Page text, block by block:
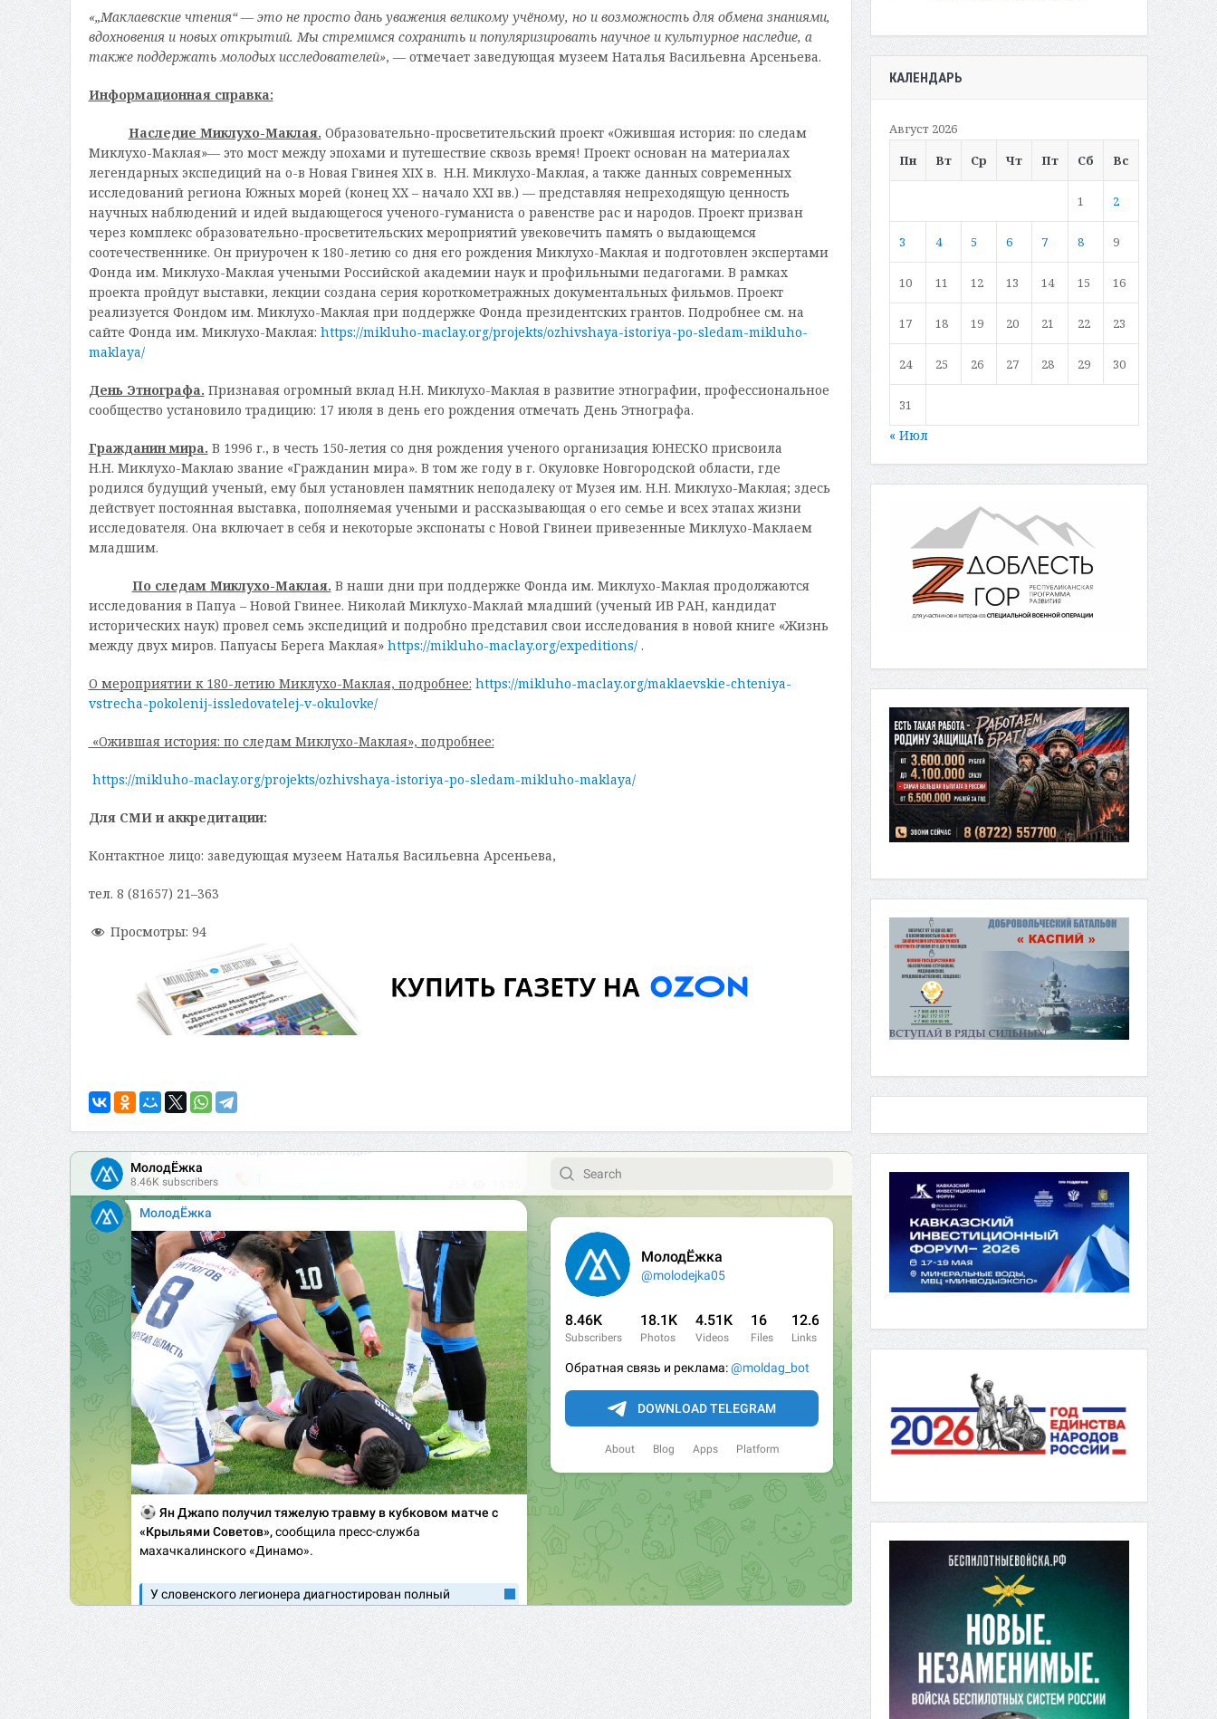
«„Маклаевские чтения“ — это не просто дань уважения великому учёному, но и возможность для обмена знаниями,
вдохновения и новых открытий. Мы стремимся сохранить и популяризировать научное и культурное наследие, а
также поддержать молодых исследователей», — отмечает заведующая музеем Наталья Васильевна Арсеньева.
Информационная справка:
Наследие Миклухо-Маклая. Образовательно-просветительский проект «Ожившая история: по следам
Миклухо-Маклая»— это мост между эпохами и путешествие сквозь время! Проект основан на материалах
легендарных экспедиций на о-в Новая Гвинея XIX в. Н.Н. Миклухо-Маклая, а также данных современных
исследований региона Южных морей (конец XX – начало XXI вв.) — представляя непреходящую ценность
научных наблюдений и идей выдающегося ученого-гуманиста о равенстве рас и народов. Проект призван
через комплекс образовательно-просветительских мероприятий увековечить память о выдающемся
соотечественнике. Он приурочен к 180-летию со дня его рождения Миклухо-Маклая и подготовлен экспертами
Фонда им. Миклухо-Маклая учеными Российской академии наук и профильными педагогами. В рамках
проекта пройдут выставки, лекции создана серия короткометражных документальных фильмов. Проект
реализуется Фондом им. Миклухо-Маклая при поддержке Фонда президентских грантов. Подробнее cм. на
сайте Фонда им. Миклухо-Маклая: https://mikluho-maclay.org/projekts/ozhivshaya-istoriya-po-sledam-mikluho-
maklaya/
День Этнографа. Признавая огромный вклад Н.Н. Миклухо-Маклая в развитие этнографии, профессиональное
сообщество установило традицию: 17 июля в день его рождения отмечать День Этнографа.
Гражданин мира. В 1996 г., в честь 150‑летия со дня рождения ученого организация ЮНЕСКО присвоила
Н.Н. Миклухо-Маклаю звание «Гражданин мира». В том же году в г. Окуловке Новгородской области, где
родился будущий ученый, ему был установлен памятник неподалеку от Музея им. Н.Н. Миклухо-Маклая; здесь
действует постоянная выставка, пополняемая учеными и рассказывающая о его семье и всех этапах жизни
исследователя. Она включает в себя и некоторые экспонаты с Новой Гвинеи привезенные Миклухо-Маклаем
младшим.
По следам Миклухо-Маклая. В наши дни при поддержке Фонда им. Миклухо-Маклая продолжаются
исследования в Папуа – Новой Гвинее. Николай Миклухо-Маклай младший (ученый ИВ РАН, кандидат
исторических наук) провел семь экспедиций и подробно представил свои исследования в новой книге «Жизнь
между двух миров. Папуасы Берега Маклая» https://mikluho-maclay.org/expeditions/.
О мероприятии к 180-летию Миклухо-Маклая, подробнее: https://mikluho-maclay.org/maklaevskie-chteniya-
vstrecha-pokolenij-issledovatelej-v-okulovke/
«Ожившая история: по следам Миклухо-Маклая», подробнее:
https://mikluho-maclay.org/projekts/ozhivshaya-istoriya-po-sledam-mikluho-maklaya/
Для СМИ и аккредитации:
Контактное лицо: заведующая музеем Наталья Васильевна Арсеньева,
тел. 8 (81657) 21–363
Просмотры: 94
КАЛЕНДАРЬ
Август 2026
Пн
Вт Ср Чт Пт Сб Вс
1 2
3 4 5 6 7 8 9
10 11 12 13 14 15 16
17 18 19 20 21 22 23
24 25 26 27 28 29 30
31
« Июл